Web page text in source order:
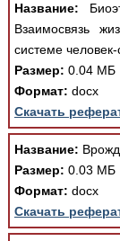
Название:
Взаимосвязь
системе
Размер: 0.04 МБ
Формат: docx
Скачать
Название:
Размер: 0.03 МБ
Формат: docx
Скачать